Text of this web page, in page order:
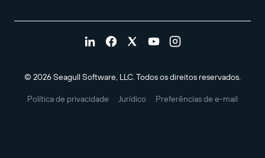
© 2026 Seagull Software, LLC. Todos os direitos reservados.
Política de privacidade Jurídico Preferências de e-mail